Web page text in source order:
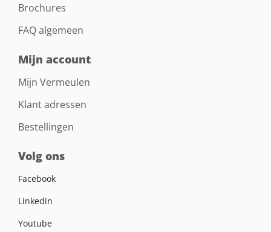
Brochures
FAQ algemeen
Mijn account
Mijn Vermeulen
Klant adressen
Bestellingen
Volg ons
Facebook
Linkedin
Youtube